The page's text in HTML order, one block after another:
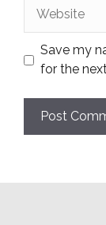
Save my
for the